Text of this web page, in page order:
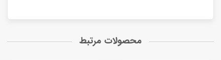
محصولات مرتبط